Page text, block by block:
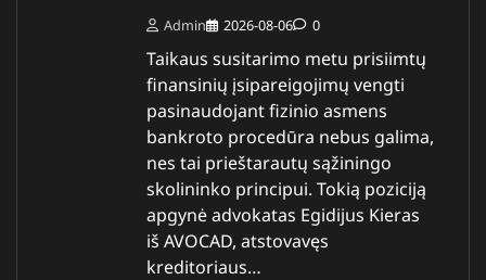
Admin 2026-08-06 0
Taikaus susitarimo metu prisiimtų
finansinių įsipareigojimų vengti
pasinaudojant fizinio asmens
bankroto procedūra nebus galima,
nes tai prieštarautų sąžiningo
skolininko principui. Tokią poziciją
apgynė advokatas Egidijus Kieras
iš AVOCAD, atstovavęs
kreditoriaus…